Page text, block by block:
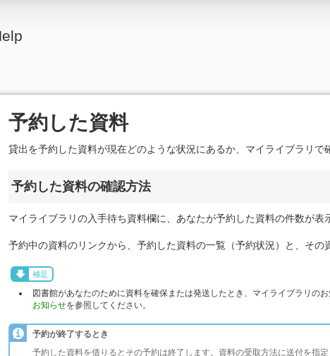
予約した資料
貸出を予約した資料が現在どのような状況にあるか、マイライブラリで
予約した資料の確認方法
マイライブラリの入手待ち資料欄に、あなたが予約した資料の件数が表
予約中の資料のリンクから、予約した資料の一覧（予約状況）と、その
補足
図書館があなたのために資料を確保または発送したとき、マイライブラリのお
お知らせを参照してください。
予約が終了するとき
予約した資料を借りるとその予約は終了します。資料の受取方法に送付を指